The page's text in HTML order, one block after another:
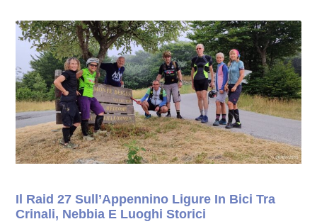
Il Raid 27 Sull’Appennino Ligure In Bici Tra
Crinali, Nebbia E Luoghi Storici